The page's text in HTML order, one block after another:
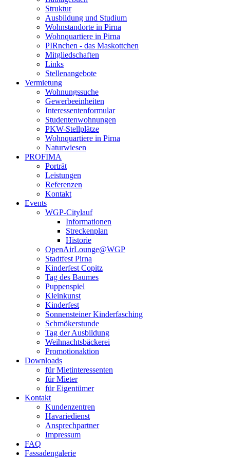
Struktur
Ausbildung und Studium
Wohnstandorte in Pirna
Wohnquartiere in Pirna
PIRnchen - das Maskottchen
Mitgliedschaften
Links
Stellenangebote
Vermietung
Wohnungssuche
Gewerbeeinheiten
Interessentenformular
Studentenwohnungen
PKW-Stellplätze
Wohnquartiere in Pirna
Naturwiesen
PROFIMA
Porträt
Leistungen
Referenzen
Kontakt
Events
WGP-Citylauf
Informationen
Streckenplan
Historie
OpenAirLounge@WGP
Stadtfest Pirna
Kinderfest Copitz
Tag des Baumes
Puppenspiel
Kleinkunst
Kinderfest
Sonnensteiner Kinderfasching
Schmökerstunde
Tag der Ausbildung
Weihnachtsbäckerei
Promotionaktion
Downloads
für Mietinteressenten
für Mieter
für Eigentümer
Kontakt
Kundenzentren
Havariedienst
Ansprechpartner
Impressum
FAQ
Fassadengalerie